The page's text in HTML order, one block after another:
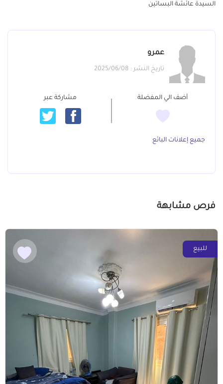
السيدة عائشة البساتين
عمرو
تاريخ النشر : 2025/06/08
أضف الي المفضلة مشاركة عبر
جميع إعلانات البائع
فرص مشابهة
للبيع